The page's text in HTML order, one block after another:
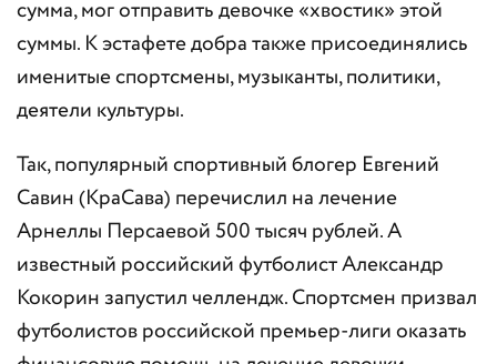
сумма, мог отправить девочке «хвостик» этой
суммы. К эстафете добра также присоединялись
именитые спортсмены, музыканты, политики,
деятели культуры.
Так, популярный спортивный блогер Евгений
Савин (КраСава) перечислил на лечение
Арнеллы Персаевой 500 тысяч рублей. А
известный российский футболист Александр
Кокорин запустил челлендж. Спортсмен призвал
футболистов российской премьер-лиги оказать